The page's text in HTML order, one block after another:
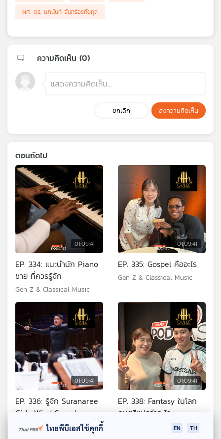
ผศ. ดร. นภนันท์ จันทร์อรทัยกุล
ความคิดเห็น (0)
ยกเลิก ส่งความคิดเห็น
ตอนถัดไป
01:09:41
EP. 334: แนะนำนัก Piano
ชาย ที่ควรรู้จัก
Gen Z & Classical Music
01:09:41
EP. 335: Gospel คืออะไร
Gen Z & Classical Music
01:09:41
EP. 336: รู้จัก Suranaree
Girls Wind Symphony
Gen Z & Classical Music
01:09:41
EP. 338: Fantasy ในโลก
ดนตรีแปลว่าอะไร
Gen Z & Classical Music
ไทยพีบีเอสใช้คุกกี้ EN TH